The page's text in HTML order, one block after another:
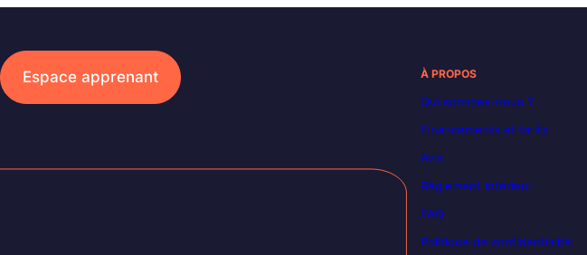
Espace apprenant À PROPOS
Qui sommes-nous ?
Financements et tarifs
Avis
Règlement intérieur
FAQ
Politique de confidentialité